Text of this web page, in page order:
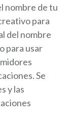
nombre de tu
para
del nombre
para usar
Se
y las